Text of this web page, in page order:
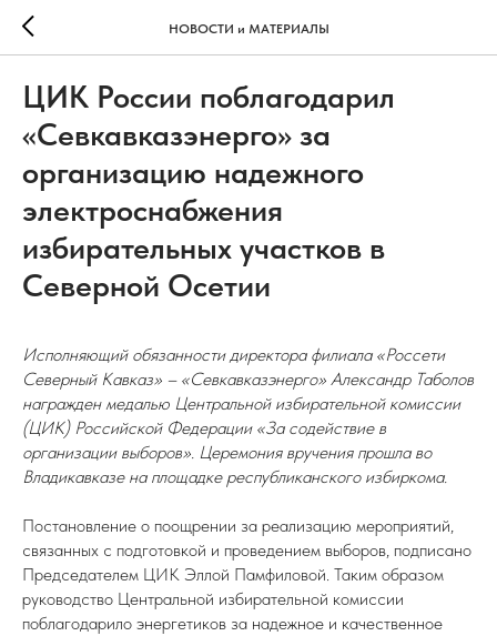
НОВОСТИ и МАТЕРИАЛЫ
ЦИК России поблагодарил
«Севкавказэнерго» за
организацию надежного
электроснабжения
избирательных участков в
Северной Осетии
Исполняющий обязанности директора филиала «Россети
Северный Кавказ» – «Севкавказэнерго» Александр Таболов
награжден медалью Центральной избирательной комиссии
(ЦИК) Российской Федерации «За содействие в
организации выборов». Церемония вручения прошла во
Владикавказе на площадке республиканского избиркома.
Постановление о поощрении за реализацию мероприятий,
связанных с подготовкой и проведением выборов, подписано
Председателем ЦИК Эллой Памфиловой. Таким образом
руководство Центральной избирательной комиссии
поблагодарило энергетиков за надежное и качественное